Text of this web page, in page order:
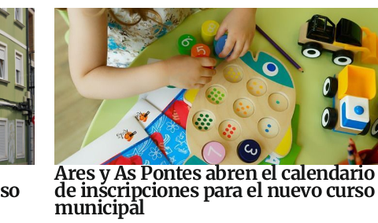
Ares y As Pontes abren el calendario
de inscripciones para el nuevo curso
municipal